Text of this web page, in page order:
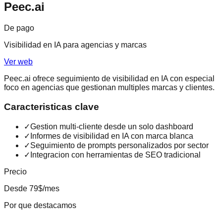
Peec.ai
De pago
Visibilidad en IA para agencias y marcas
Ver web
Peec.ai ofrece seguimiento de visibilidad en IA con especial
foco en agencias que gestionan multiples marcas y clientes.
Caracteristicas clave
✓Gestion multi-cliente desde un solo dashboard
✓ Informes de visibilidad en IA con marca blanca
✓Seguimiento de prompts personalizados por sector
✓ Integracion con herramientas de SEO tradicional
Precio
Desde 79$/mes
Por que destacamos